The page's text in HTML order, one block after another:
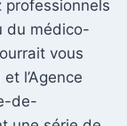
professionnels
du médico-
vous
et l’Agence
de-